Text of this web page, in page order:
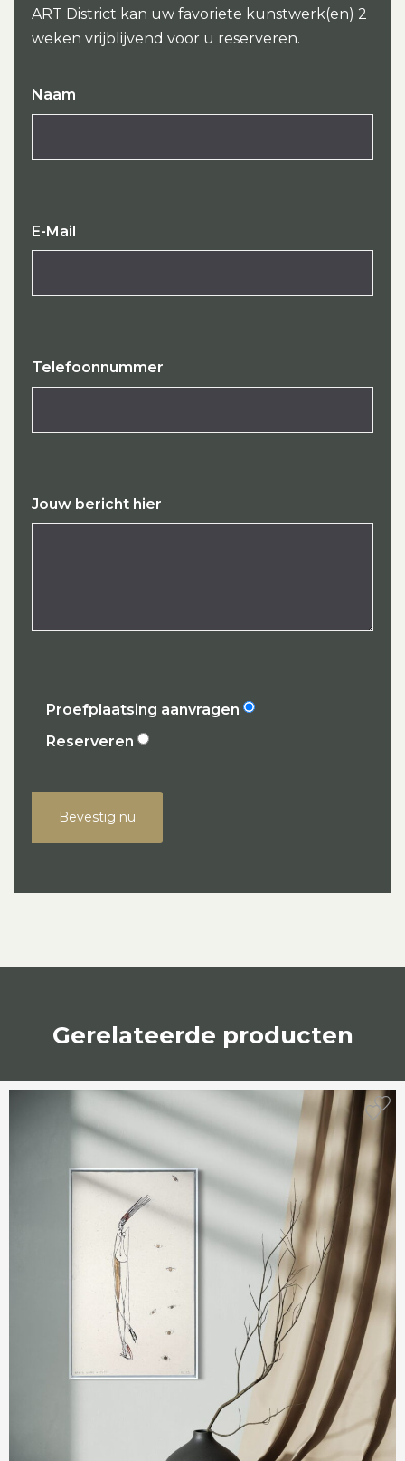
ART District kan uw favoriete kunstwerk(en) 2
weken vrijblijvend voor u reserveren.
Naam
E-Mail
Telefoonnummer
Jouw bericht hier
Proefplaatsing aanvragen
Reserveren
Bevestig nu
Gerelateerde producten